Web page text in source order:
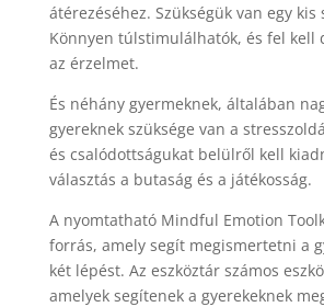
átérezéséhez. Szükségük van egy kis
Könnyen túlstimulálhatók, és fel kell
az érzelmet.
És néhány gyermeknek, általában
gyereknek szüksége van a
és csalódottságukat belülről kell
választás a butaság és a játékosság.
A nyomtatható Mindful Emotion
forrás, amely segít megismertetni a
két lépést. Az eszköztár számos
amelyek segítenek a gyerekeknek